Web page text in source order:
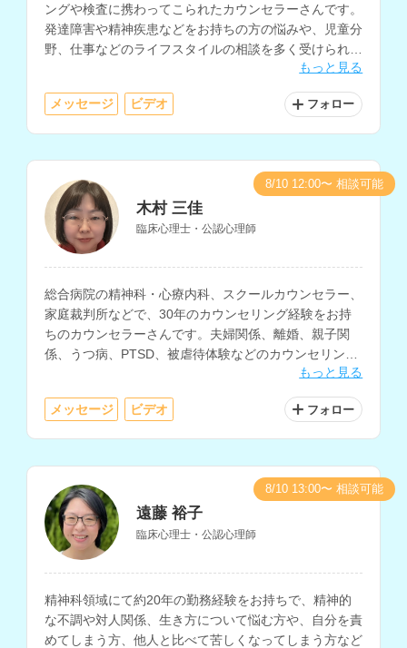
ングや検査に携わってこられたカウンセラーさんです。
発達障害や精神疾患などをお持ちの方の悩みや、児童分
野、仕事などのライフスタイルの相談を多く受けられて
もっと見る
メッセージ ビデオ フォロー
木村 三佳
臨床心理士・公認心理師
総合病院の精神科・心療内科、スクールカウンセラー、
家庭裁判所などで、30年のカウンセリング経験をお持
ちのカウンセラーさんです。夫婦関係、離婚、親子関
係、うつ病、PTSD、被虐待体験などのカウンセリング
もっと見る
メッセージ ビデオ フォロー
8/10 12:00〜 相談可能
遠藤 裕子
臨床心理士・公認心理師
精神科領域にて約20年の勤務経験をお持ちで、精神的
な不調や対人関係、生き方について悩む方や、自分を責
めてしまう方、他人と比べて苦しくなってしまう方など
8/10 13:00〜 相談可能